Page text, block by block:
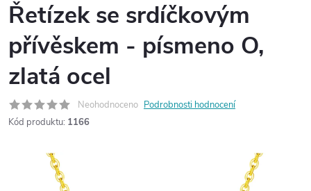
Řetízek se srdíčkovým
přívěskem - písmeno O,
zlatá ocel
Neohodnoceno Podrobnosti hodnocení
Kód produktu: 1166